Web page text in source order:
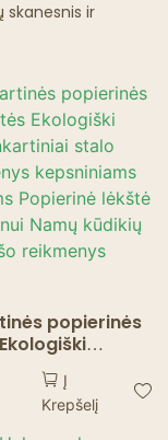
skanesnis ir
popierinės
stalo
kepsniniams
Popierinė
Namų
Į
Krepšelį